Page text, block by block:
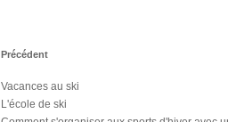
Précédent
Vacances au ski
L'école de ski